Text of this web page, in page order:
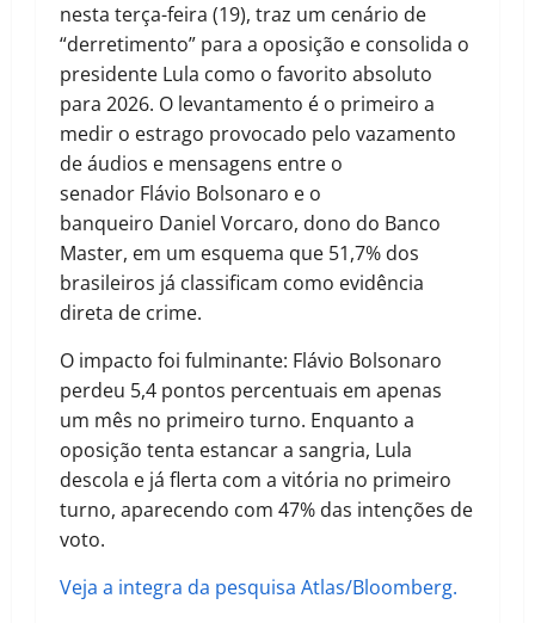
nesta terça-feira (19), traz um cenário de
“derretimento” para a oposição e consolida o
presidente Lula como o favorito absoluto
para 2026. O levantamento é o primeiro a
medir o estrago provocado pelo vazamento
de áudios e mensagens entre o
senador Flávio Bolsonaro e o
banqueiro Daniel Vorcaro, dono do Banco
Master, em um esquema que 51,7% dos
brasileiros já classificam como evidência
direta de crime.
O impacto foi fulminante: Flávio Bolsonaro
perdeu 5,4 pontos percentuais em apenas
um mês no primeiro turno. Enquanto a
oposição tenta estancar a sangria, Lula
descola e já flerta com a vitória no primeiro
turno, aparecendo com 47% das intenções de
voto.
Veja a integra da pesquisa Atlas/Bloomberg.